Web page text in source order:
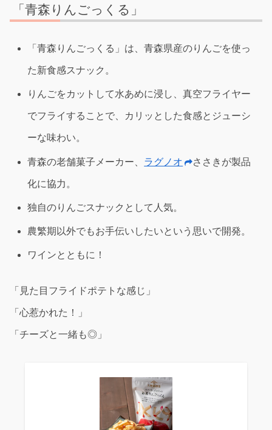
「青森りんごっくる」
「青森りんごっくる」は、青森県産のりんごを使っ
た新食感スナック。
りんごをカットして水あめに浸し、真空フライヤー
でフライすることで、カリッとした食感とジューシ
ーな味わい。
青森の老舗菓子メーカー、 ラグノオ ささきが製品
化に協力。
独自のりんごスナックとして人気。
農繁期以外でもお手伝いしたいという思いで開発。
ワインとともに！
「見た目フライドポテトな感じ」
「心惹かれた！」
「チーズと一緒も◎」